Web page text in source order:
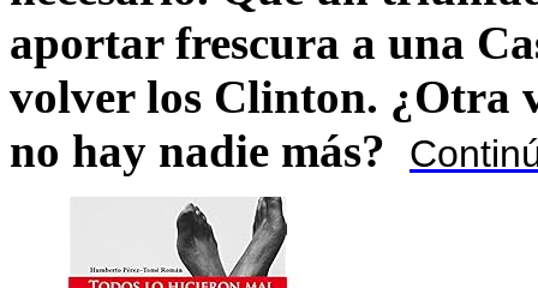
aportar frescura a una
volver los Clinton. ¿Otra
no hay nadie más?